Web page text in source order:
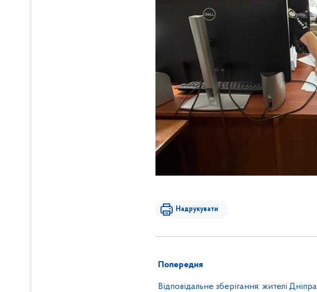
Надрукувати
Попередня
Відповідальне зберігання: жителі Дніпра